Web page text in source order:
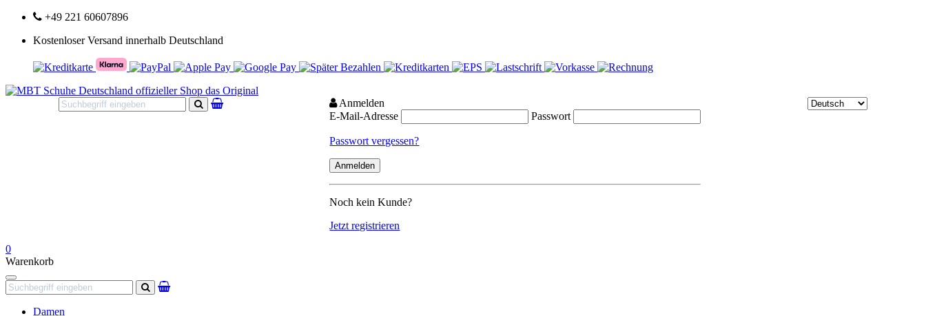
+49 221 60607896
Kostenloser Versand innerhalb Deutschland
Suchen
Anmelden
E-Mail-Adresse
Passwort
Passwort vergessen?
Noch kein Kunde?
Jetzt registrieren
0
Warenkorb
Navigation
Suchen
Damen